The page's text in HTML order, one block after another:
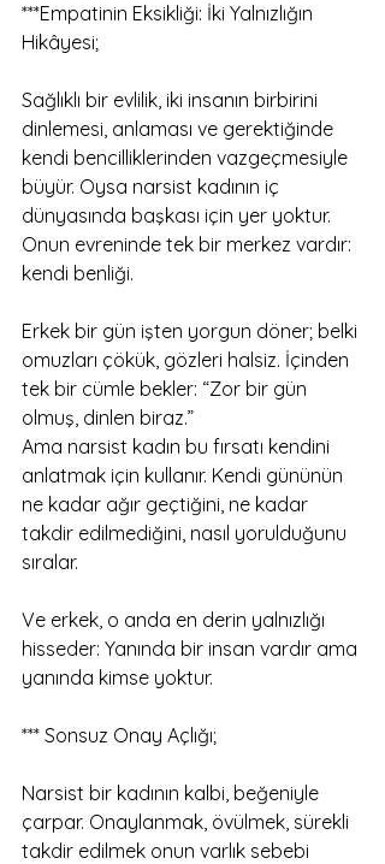
***Empatinin Eksikliği: İki Yalnızlığın
Hikâyesi;
Sağlıklı bir evlilik, iki insanın birbirini
dinlemesi, anlaması ve gerektiğinde
kendi bencilliklerinden vazgeçmesiyle
büyür. Oysa narsist kadının iç
dünyasında başkası için yer yoktur.
Onun evreninde tek bir merkez vardır:
kendi benliği.
Erkek bir gün işten yorgun döner; belki
omuzları çökük, gözleri halsiz. İçinden
tek bir cümle bekler: “Zor bir gün
olmuş, dinlen biraz.”
Ama narsist kadın bu fırsatı kendini
anlatmak için kullanır. Kendi gününün
ne kadar ağır geçtiğini, ne kadar
takdir edilmediğini, nasıl yorulduğunu
sıralar.
Ve erkek, o anda en derin yalnızlığı
hisseder: Yanında bir insan vardır ama
yanında kimse yoktur.
*** Sonsuz Onay Açlığı;
Narsist bir kadının kalbi, beğeniyle
çarpar. Onaylanmak, övülmek, sürekli
takdir edilmek onun varlık sebebi